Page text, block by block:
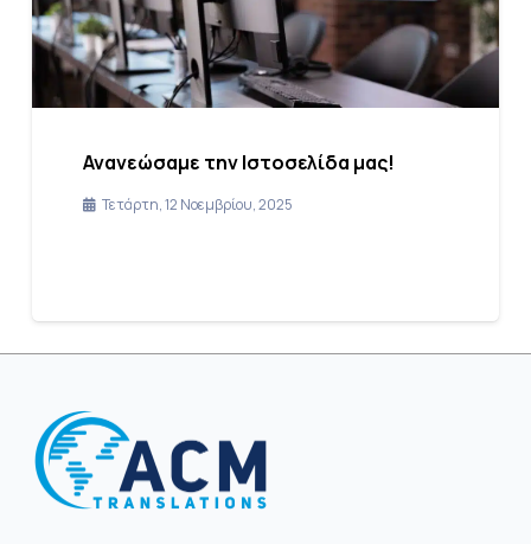
Ανανεώσαμε την Ιστοσελίδα μας!
Τετάρτη, 12 Νοεμβρίου, 2025